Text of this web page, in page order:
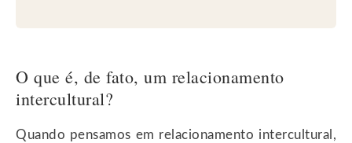
O que é, de fato, um relacionamento
intercultural?
Quando pensamos em relacionamento intercultural,